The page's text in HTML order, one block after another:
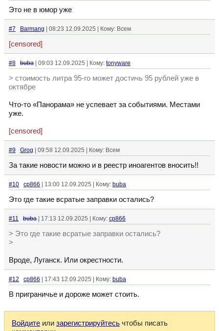
Это не в юмор уже
#7 Barmang | 08:23 12.09.2025 | Кому: Всем
[censored]
#8 buba | 09:03 12.09.2025 | Кому: tonyware
> стоимость литра 95-го может достичь 95 рублей уже в
октябре
Что-то «Панорама» не успевает за событиями. Местами
уже.
[censored]
#9 Grog | 09:58 12.09.2025 | Кому: Всем
За такие новости можно и в реестр иноагентов вносить!!
#10 cp866 | 13:00 12.09.2025 | Кому: buba
Это где такие всратые заправки остались?
#11 buba | 17:13 12.09.2025 | Кому: cp866
> Это где такие всратые заправки остались?
>
Вроде, Луганск. Или окрестности.
#12 cp866 | 17:43 12.09.2025 | Кому: buba
В приграничье и дороже может стоить.
Войдите или зарегистрируйтесь чтобы писать